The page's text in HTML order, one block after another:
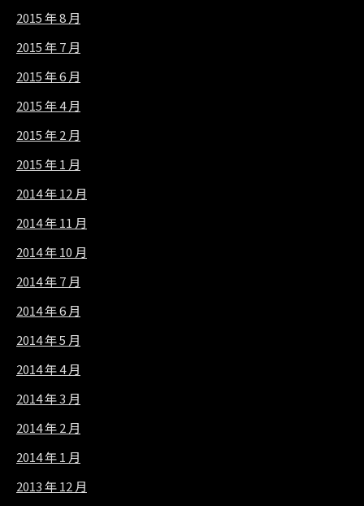
2015 年 8 月
2015 年 7 月
2015 年 6 月
2015 年 4 月
2015 年 2 月
2015 年 1 月
2014 年 12 月
2014 年 11 月
2014 年 10 月
2014 年 7 月
2014 年 6 月
2014 年 5 月
2014 年 4 月
2014 年 3 月
2014 年 2 月
2014 年 1 月
2013 年 12 月